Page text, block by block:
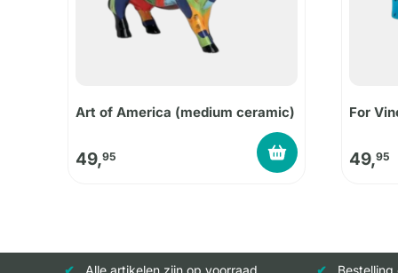
Art of America (medium ceramic)
49,95
For
49,95
Alle artikelen zijn op voorraad